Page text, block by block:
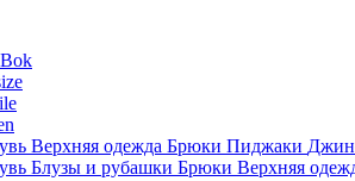
Верхняя одежда Брюки Пиджаки
Блузы и рубашки Брюки Верхняя